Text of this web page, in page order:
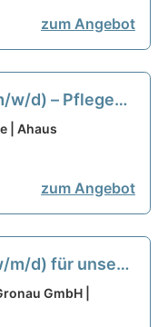
zum Angebot
w/d) – Pflegen,
neu
| Ahaus
zum Angebot
m/d) für unsere
Station - Hier
GmbH |